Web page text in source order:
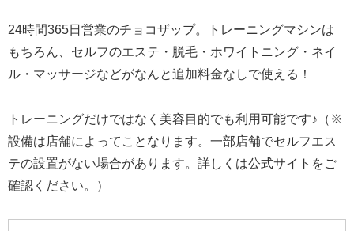
24時間365日営業のチョコザップ。トレーニングマシンは
もちろん、セルフのエステ・脱毛・ホワイトニング・ネイ
ル・マッサージなどがなんと追加料金なしで使える！
トレーニングだけではなく美容目的でも利用可能です♪（※
設備は店舗によってことなります。一部店舗でセルフエス
テの設置がない場合があります。詳しくは公式サイトをご
確認ください。）